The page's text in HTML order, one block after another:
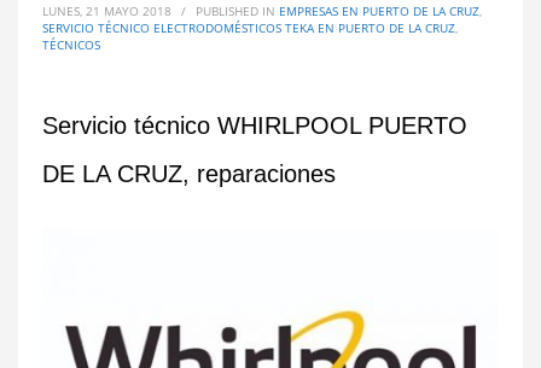
LUNES, 21 MAYO 2018 / PUBLISHED IN EMPRESAS EN PUERTO DE LA CRUZ,
SERVICIO TÉCNICO ELECTRODOMÉSTICOS TEKA EN PUERTO DE LA CRUZ,
TÉCNICOS
Servicio técnico WHIRLPOOL PUERTO
DE LA CRUZ, reparaciones